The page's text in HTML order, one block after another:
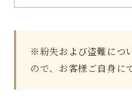
※紛失および盗難につ
ので、お客様ご自身に